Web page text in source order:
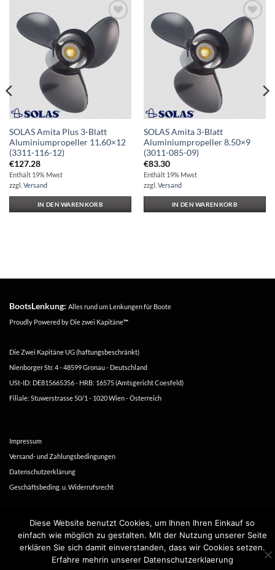
Auf die
Wunschliste
SOLAS Amita Plus 3-Blatt
Aluminiumpropeller 11.60×12
(3311-116-12)
€127.28
Enthält 19% Mwst
zzgl. Versand
IN DEN WARENKORB
Auf die
Wunschliste
SOLAS Amita 3-Blatt
Aluminiumpropeller 8.50×9
(3011-085-09)
€83.30
Enthält 19% Mwst
zzgl. Versand
IN DEN WARENKORB
BootsLenkung: Alles rund um Lenkungen für Boote
Proudly Powered by Die zwei Kapitäne™
Die Zwei Kapitäne UG (haftungsbeschränkt)
Nienborger Str. 4 - 48599 Gronau - Deutschland
USt-ID: DE815665356 - HRB: 16575 (Amtsgericht Coesfeld)
Filiale: Stuwerstrasse 50/1 - 1020 Wien - Österreich
Impressum
Versand- und Zahlungsbedingungen
Datenschutzerklärung
Geschäftsbeding. u. Widerrufsrecht
Copyright 2016-2026 © Die zwei Kapitäne
Diese Website benutzt Cookies, um Ihnen Ihren Einkauf so
einfach wie möglich zu gestalten. Mit der Nutzung unserer Seite
erklären Sie sich damit einverstanden, dass wir Cookies setzen.
Erfahre mehrin unserer Datenschutzerklaerung